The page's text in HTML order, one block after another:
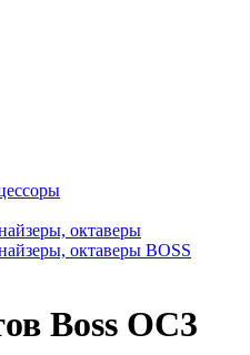
октаверы
октаверы BOSS
Boss OC3